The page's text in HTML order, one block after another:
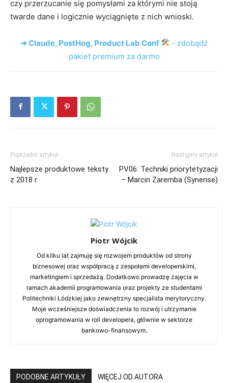
czy przerzucanie się pomysłami za którymi nie stoją
twarde dane i logicznie wyciągnięte z nich wnioski.
➔ Claude, PostHog, Product Lab Conf
- zdobądź
pakiet premium za darmo
Poprzedni artykuł
Najlepsze produktowe teksty
z 2018 r.
Następny artykuł
PV06: Techniki priorytetyzacji
– Marcin Zaremba (Synerise)
Piotr Wójcik
Od kilku lat zajmuję się rozwojem produktów od strony
biznesowej oraz współpracą z zespołami developerskimi,
marketingiem i sprzedażą. Dodatkowo prowadzę zajęcia w
ramach akademii programowania oraz projekty ze studentami
Politechniki Łódzkiej jako zewnętrzny specjalista merytoryczny.
Moje wcześniejsze doświadczenia to rozwój i utrzymanie
oprogramowania w roli developera, głównie w sektorze
bankowo-finansowym.
PODOBNE ARTYKUŁY WIĘCEJ OD AUTORA